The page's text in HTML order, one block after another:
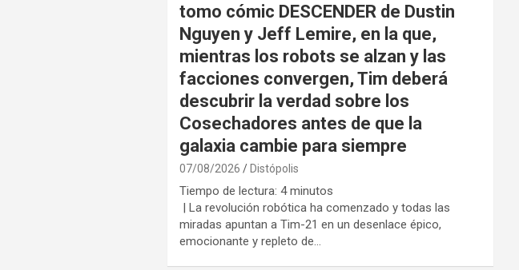
tomo cómic DESCENDER de Dustin
Nguyen y Jeff Lemire, en la que,
mientras los robots se alzan y las
facciones convergen, Tim deberá
descubrir la verdad sobre los
Cosechadores antes de que la
galaxia cambie para siempre
07/08/2026 Distópolis
Tiempo de lectura: 4 minutos
| La revolución robótica ha comenzado y todas las
miradas apuntan a Tim-21 en un desenlace épico,
emocionante y repleto de…